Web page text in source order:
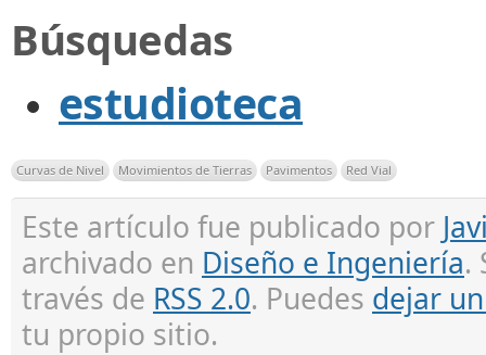
Búsquedas
estudioteca
Curvas de Nivel Movimientos de Tierras Pavimentos Red Vial
Este artículo fue publicado por
archivado en Diseño e Ingeniería.
través de RSS 2.0. Puedes dejar
tu propio sitio.